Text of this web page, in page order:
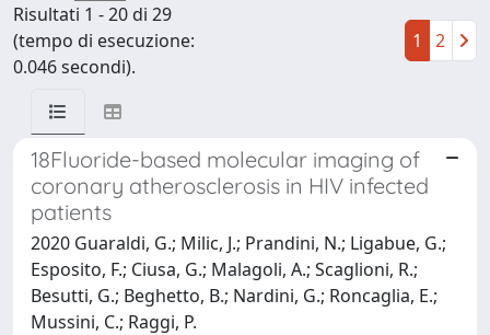
Risultati 1 - 20 di 29
(tempo di esecuzione:
0.046 secondi).
1 2
18Fluoride-based molecular imaging of
coronary atherosclerosis in HIV infected
patients
2020 Guaraldi, G.; Milic, J.; Prandini, N.; Ligabue, G.;
Esposito, F.; Ciusa, G.; Malagoli, A.; Scaglioni, R.;
Besutti, G.; Beghetto, B.; Nardini, G.; Roncaglia, E.;
Mussini, C.; Raggi, P.